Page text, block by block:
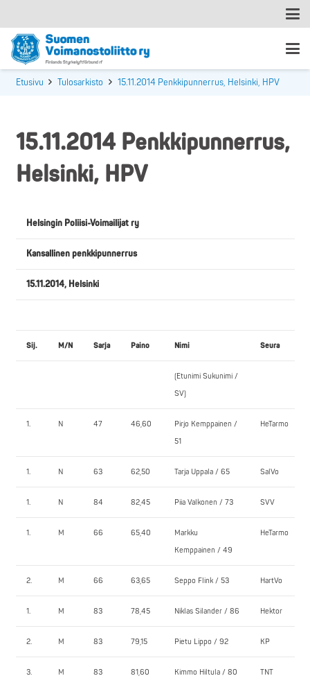
Etusivu Tulosarkisto 15.11.2014 Penkkipunnerrus, Helsinki, HPV
15.11.2014 Penkkipunnerrus,
Helsinki, HPV
Helsingin Poliisi-Voimailijat ry
Kansallinen penkkipunnerrus
15.11.2014, Helsinki
Sij. M/N Sarja Paino Nimi Seura
(Etunimi Sukunimi /
SV)
1. N 47 46,60
Pirjo Kemppainen /
51
HeTarmo
1. N 63 62,50 Tarja Uppala / 65 SalVo
1. N 84 82,45 Piia Valkonen / 73 SVV
1. M 66 65,40
Markku
Kemppainen / 49
HeTarmo
2. M 66 63,65 Seppo Flink / 53 HartVo
1. M 83 78,45 Niklas Silander / 86 Hektor
2. M 83 79,15 Pietu Lippo / 92 KP
3. M 83 81,60 Kimmo Hiltula / 80 TNT